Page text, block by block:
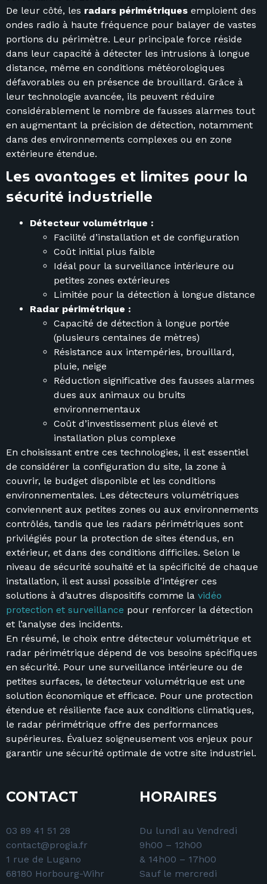
De leur côté, les radars périmétriques emploient des
ondes radio à haute fréquence pour balayer de vastes
portions du périmètre. Leur principale force réside
dans leur capacité à détecter les intrusions à longue
distance, même en conditions météorologiques
défavorables ou en présence de brouillard. Grâce à
leur technologie avancée, ils peuvent réduire
considérablement le nombre de fausses alarmes tout
en augmentant la précision de détection, notamment
dans des environnements complexes ou en zone
extérieure étendue.
Les avantages et limites pour la
sécurité industrielle
Détecteur volumétrique :
Facilité d’installation et de configuration
Coût initial plus faible
Idéal pour la surveillance intérieure ou
petites zones extérieures
Limitée pour la détection à longue distance
Radar périmétrique :
Capacité de détection à longue portée
(plusieurs centaines de mètres)
Résistance aux intempéries, brouillard,
pluie, neige
Réduction significative des fausses alarmes
dues aux animaux ou bruits
environnementaux
Coût d’investissement plus élevé et
installation plus complexe
En choisissant entre ces technologies, il est essentiel
de considérer la configuration du site, la zone à
couvrir, le budget disponible et les conditions
environnementales. Les détecteurs volumétriques
conviennent aux petites zones ou aux environnements
contrôlés, tandis que les radars périmétriques sont
privilégiés pour la protection de sites étendus, en
extérieur, et dans des conditions difficiles. Selon le
niveau de sécurité souhaité et la spécificité de chaque
installation, il est aussi possible d’intégrer ces
solutions à d’autres dispositifs comme la vidéo
protection et surveillance pour renforcer la détection
et l’analyse des incidents.
En résumé, le choix entre détecteur volumétrique et
radar périmétrique dépend de vos besoins spécifiques
en sécurité. Pour une surveillance intérieure ou de
petites surfaces, le détecteur volumétrique est une
solution économique et efficace. Pour une protection
étendue et résiliente face aux conditions climatiques,
le radar périmétrique offre des performances
supérieures. Évaluez soigneusement vos enjeux pour
garantir une sécurité optimale de votre site industriel.
CONTACT
03 89 41 51 28
contact@progia.fr
1 rue de Lugano
68180 Horbourg-Wihr
HORAIRES
Du lundi au Vendredi
9h00 – 12h00
& 14h00 – 17h00
Sauf le mercredi